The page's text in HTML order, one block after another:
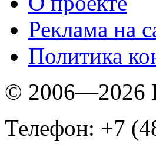
Реклама на
Политика
© 2006—2026
Телефон: +7